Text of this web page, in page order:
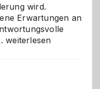
wird.
Erwartungen an
Betreuung
weiterlesen